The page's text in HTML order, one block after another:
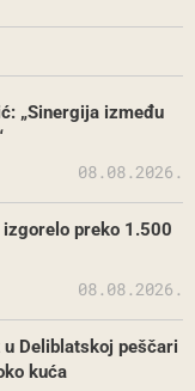
„Sinergija između
08.08.2026.
preko 1.500
08.08.2026.
Deliblatskoj peščari
kuća